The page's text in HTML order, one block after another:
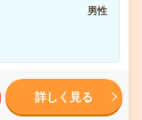
男性
詳しく見る